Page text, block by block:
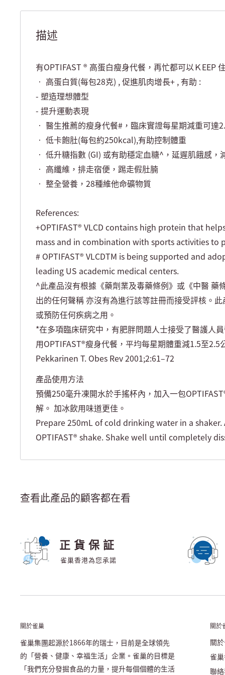
描述
有OPTIFAST ® 高蛋白瘦身代餐，再忙都可以ＫEEP
• 高蛋白質(每包28克) , 促進肌肉增長+ , 有助 :
- 塑造理想體型
- 提升運動表現
• 醫生推薦的瘦身代餐#，臨床實證每星期減重可達
• 低卡飽肚(每包約250kcal),有助控制體重
• 低升糖指數 (GI) 或有助穩定血糖^，延遲肌餓感，
• 高纖維，排走宿便，踢走假肚腩
• 整全營養，28種維他命礦物質
References:
+OPTIFAST® VLCD contains high protein that
mass and in combination with sports activities to
# OPTIFAST® VLCDTM is being supported and
leading US academic medical centers.
^此產品沒有根據《藥劑業及毒藥條例》或《中醫 藥
出的任何聲稱 亦沒有為進行該等註冊而接受評核。
或預防任何疾病之用。
*在多項臨床研究中，有肥胖問題人士接受了醫護人
用OPTIFAST®瘦身代餐，平均每星期體重減1.5至
Pekkarinen T. Obes Rev 2001;2:61–72
產品使用方法
預備250毫升凍開水於手搖杯內，加入一包
解。 加冰飲用味道更佳。
Prepare 250mL of cold drinking water in a shaker.
OPTIFAST® shake. Shake well until completely
查看此產品的顧客都在看
正貨保証
雀巢香港為您承諾
關於雀巢
雀巢集團起源於1866年的瑞士，目前是全球領先
的「營養、健康、幸福生活」企業。雀巢的目標是
「我們充分發掘食品的力量，提升每個個體的生活
關於
關
雀
聯